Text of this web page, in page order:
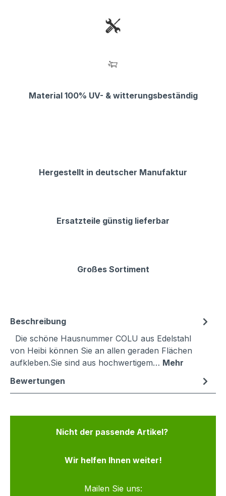
Material 100% UV- & witterungsbeständig
Hergestellt in deutscher Manufaktur
Ersatzteile günstig lieferbar
Großes Sortiment
Beschreibung
Die schöne Hausnummer COLU aus Edelstahl
von Heibi können Sie an allen geraden Flächen
aufkleben.Sie sind aus hochwertigem… Mehr
Bewertungen
Nicht der passende Artikel?
Wir helfen Ihnen weiter!
Mailen Sie uns: